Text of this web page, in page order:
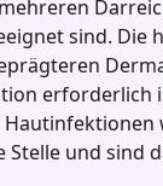
sind. Die
erforderlich
und sind